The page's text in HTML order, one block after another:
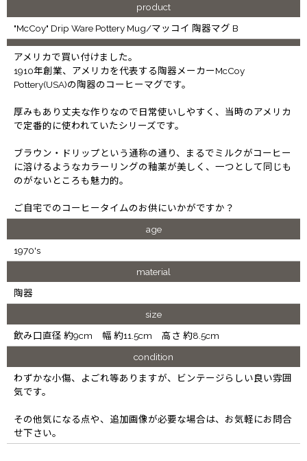
product
"McCoy" Drip Ware Pottery Mug/マッコイ 陶器マグ B
アメリカで買い付けました。
1910年創業、アメリカを代表する陶器メーカーMcCoy
Pottery(USA)の陶器のコーヒーマグです。
厚みもあり丈夫な作りなので日常使いしやすく、当時のアメリカ
で定番的に使われていたシリーズです。
ブラウン・ドリップという通称の通り、まるでミルクがコーヒー
に溶けるようなカラーリングの釉薬が美しく、一つとして同じも
のがないところも魅力的。
ご自宅でのコーヒータイムのお供にいかがですか？
age
1970's
material
陶器
size
飲み口直径 約9cm 幅 約11.5cm 高さ 約8.5cm
condition
わずかな小傷、よごれ等ありますが、ビンテージらしい良い雰囲
気です。
その他気になる点や、追加画像が必要な場合は、お気軽にお問合
せ下さい。